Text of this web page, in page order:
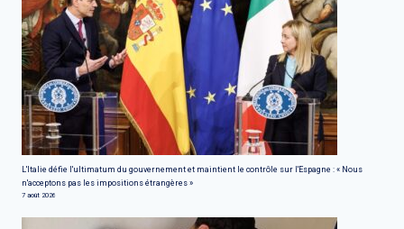
L'Italie défie l'ultimatum du gouvernement et maintient le contrôle sur l'Espagne : « Nous
n'acceptons pas les impositions étrangères »
7 août 2026